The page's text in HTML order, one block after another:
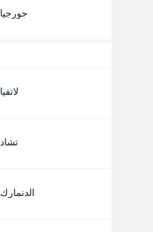
جورجيا
لاتفيا
تشاد
الدنمارك